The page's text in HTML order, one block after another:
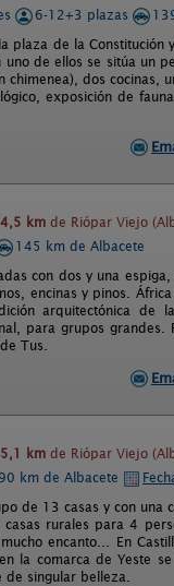
6-12+3 plazas
plaza de la Constitución
de ellos se sitúa un
chimenea), dos
exposición de
km de Riópar Viejo
145 km de Albacete
con dos y una
encinas y pinos.
arquitectónica
para grupos
Tus.
km de Riópar Viejo
90 km de Albacete
de 13 casas y con
rurales para 4
encanto... En
la comarca de Yeste
singular belleza.